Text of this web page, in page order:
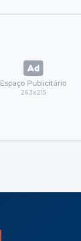
Espaço Publicitário
263x215